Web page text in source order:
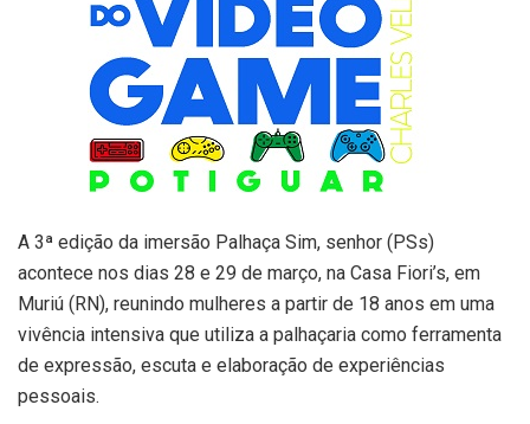
A 3ª edição da imersão Palhaça Sim, senhor (PSs)
acontece nos dias 28 e 29 de março, na Casa Fiori’s, em
Muriú (RN), reunindo mulheres a partir de 18 anos em uma
vivência intensiva que utiliza a palhaçaria como ferramenta
de expressão, escuta e elaboração de experiências
pessoais.